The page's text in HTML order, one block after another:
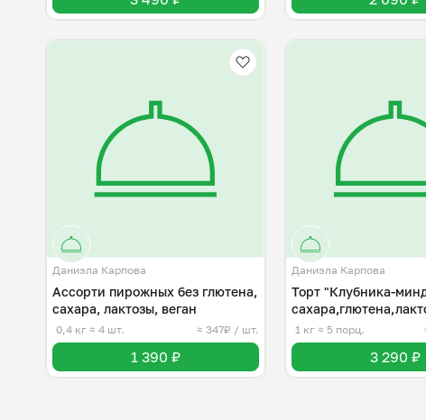
Даниэла Карпова
Ассорти пирожных без глютена,
сахара, лактозы, веган
0,4 кг ≈ 4 шт. ≈ 347₽ / шт.
1 390 ₽
Даниэла Карпова
Торт "Клубника-
1 кг≈ 5 порц.
3 290 ₽